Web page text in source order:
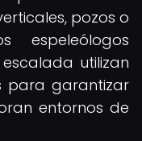
pozos o
espeleólogos
utilizan
para garantizar
entornos de